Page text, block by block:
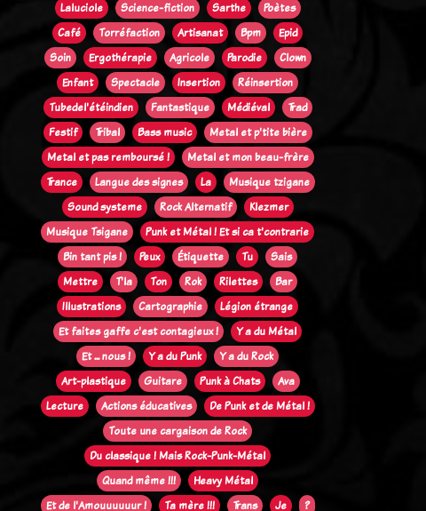
Laluciole
Science-fiction Sarthe
Poètes
Café
Torréfaction Artisanat Bpm
Epid
Soin
Ergothérapie Agricole Parodie
Clown
Enfant
Spectacle Insertion
Réinsertion
Tubedel'étéindien
Fantastique Médiéval
Trad
Festif
Tribal Bass music
Metal et p'tite bière
Metal et pas remboursé !
Metal et mon beau-frère
Trance
Langue des signes La
Musique tzigane
Sound systeme
Rock Alternatif
Klezmer
Musique Tsigane
Punk et Métal ! Et si ca t'contrarie
Bin tant pis !
Peux Étiquette Tu
Sais
Mettre
T'la Ton Rok Rilettes
Bar
Illustrations
Cartographie
Légion étrange
Et faites gaffe c'est contagieux !
Y a du Métal
Et ... nous !
Y a du Punk
Y a du Rock
Art-plastique
Guitare Punk à Chats
Ava
Lecture
Actions éducatives
De Punk et de Métal !
Toute une cargaison de Rock
Du classique ! Mais Rock-Punk-Métal
Quand même !!!
Heavy Métal
Et de l'Amouuuuuur !
Ta mère !!! Trans Je ?